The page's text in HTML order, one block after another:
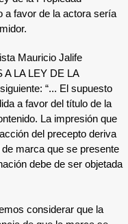
a favor de la actora sería
Mauricio Jalife
A LA LEY DE LA
“... El supuesto
a favor del título de la
La impresión que
del precepto deriva
marca que se presente
debe de ser objetada
considerar que la